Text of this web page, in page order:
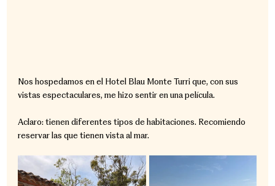
Nos hospedamos en el Hotel Blau Monte Turri que, con sus
vistas espectaculares, me hizo sentir en una película.
Aclaro: tienen diferentes tipos de habitaciones. Recomiendo
reservar las que tienen vista al mar.